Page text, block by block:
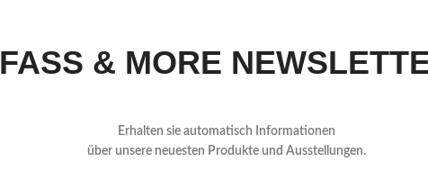
FASS & MORE
Erhalten sie automatisch Informationen
über unsere neuesten Produkte und Ausstellungen.